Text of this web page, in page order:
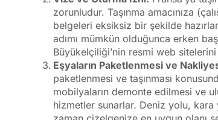
zorunludur. Taşınma amacınıza
belgeleri eksiksiz bir şekilde
adımı mümkün olduğunca erken
Büyükelçiliği’nin resmi web
Eşyaların Paketlenmesi ve
paketlenmesi ve taşınması
mobilyaların demonte edilmesi ve
hizmetler sunarlar. Deniz yolu, kara